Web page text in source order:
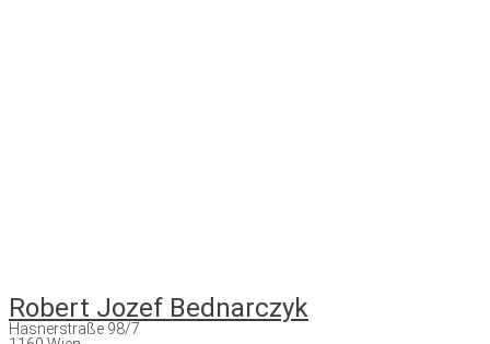
Robert Jozef Bednarczyk
Hasnerstraße 98/7